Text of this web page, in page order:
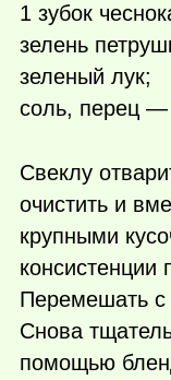
1 зубок
зелень
зеленый лук;
соль, перец —
Свеклу
очистить и
крупными
консистенции
Перемешать с
Снова
помощью